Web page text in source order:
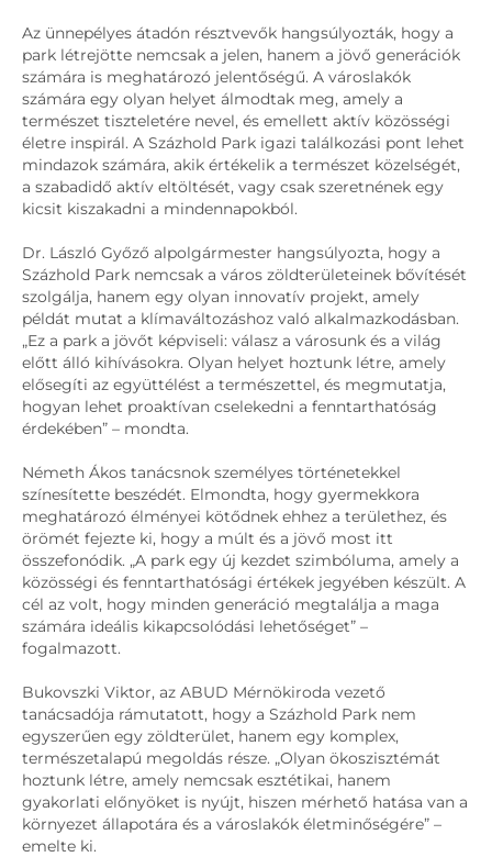
Az ünnepélyes átadón résztvevők hangsúlyozták, hogy a
park létrejötte nemcsak a jelen, hanem a jövő generációk
számára is meghatározó jelentőségű. A városlakók
számára egy olyan helyet álmodtak meg, amely a
természet tiszteletére nevel, és emellett aktív közösségi
életre inspirál. A Százhold Park igazi találkozási pont lehet
mindazok számára, akik értékelik a természet közelségét,
a szabadidő aktív eltöltését, vagy csak szeretnének egy
kicsit kiszakadni a mindennapokból.
Dr. László Győző alpolgármester hangsúlyozta, hogy a
Százhold Park nemcsak a város zöldterületeinek bővítését
szolgálja, hanem egy olyan innovatív projekt, amely
példát mutat a klímaváltozáshoz való alkalmazkodásban.
„Ez a park a jövőt képviseli: válasz a városunk és a világ
előtt álló kihívásokra. Olyan helyet hoztunk létre, amely
elősegíti az együttélést a természettel, és megmutatja,
hogyan lehet proaktívan cselekedni a fenntarthatóság
érdekében” – mondta.
Németh Ákos tanácsnok személyes történetekkel
színesítette beszédét. Elmondta, hogy gyermekkora
meghatározó élményei kötődnek ehhez a területhez, és
örömét fejezte ki, hogy a múlt és a jövő most itt
összefonódik. „A park egy új kezdet szimbóluma, amely a
közösségi és fenntarthatósági értékek jegyében készült. A
cél az volt, hogy minden generáció megtalálja a maga
számára ideális kikapcsolódási lehetőséget” –
fogalmazott.
Bukovszki Viktor, az ABUD Mérnökiroda vezető
tanácsadója rámutatott, hogy a Százhold Park nem
egyszerűen egy zöldterület, hanem egy komplex,
természetalapú megoldás része. „Olyan ökoszisztémát
hoztunk létre, amely nemcsak esztétikai, hanem
gyakorlati előnyöket is nyújt, hiszen mérhető hatása van a
környezet állapotára és a városlakók életminőségére” –
emelte ki.